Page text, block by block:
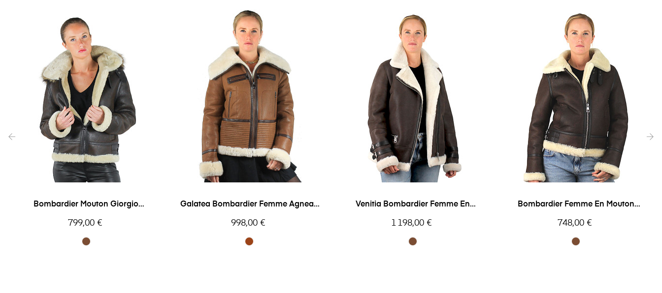
Bombardier Mouton Giorgio
Prix
799,00 €
Galatea Bombardier Femme Agneau
Prix
998,00 €
Venitia Bombardier Femme En
Prix
1 198,00 €
Bombardier Femme En Mouton
Prix
748,00 €